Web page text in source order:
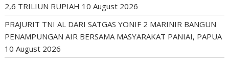
2,6 TRILIUN RUPIAH 10 August 2026
PRAJURIT TNI AL DARI SATGAS YONIF 2 MARINIR BANGUN
PENAMPUNGAN AIR BERSAMA MASYARAKAT PANIAI, PAPUA
10 August 2026